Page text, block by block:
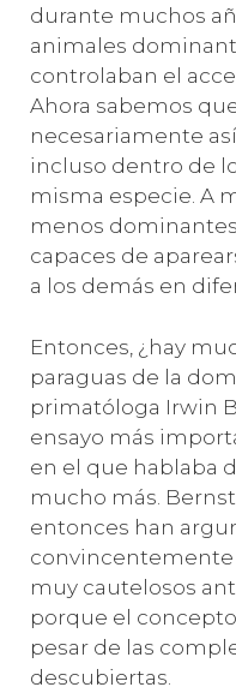
durante muchos
animales
controlaban el
Ahora sabemos
necesariamente
incluso dentro de
misma especie. A
menos
capaces de
a los demás en
Entonces, ¿hay
paraguas de la
primatóloga Irwin
ensayo más
en el que hablaba
mucho más.
entonces han
muy cautelosos
porque el
pesar de las
descubiertas.